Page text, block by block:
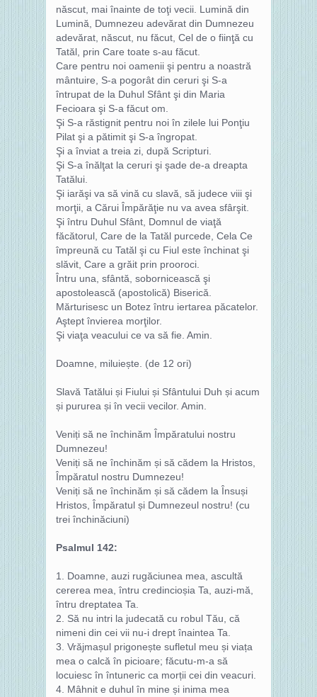
născut, mai înainte de toţi vecii. Lumină din
Lumină, Dumnezeu adevărat din Dumnezeu
adevărat, născut, nu făcut, Cel de o fiinţă cu
Tatăl, prin Care toate s-au făcut.
Care pentru noi oamenii şi pentru a noastră
mântuire, S-a pogorât din ceruri şi S-a
întrupat de la Duhul Sfânt şi din Maria
Fecioara şi S-a făcut om.
Şi S-a răstignit pentru noi în zilele lui Ponţiu
Pilat şi a pătimit şi S-a îngropat.
Şi a înviat a treia zi, după Scripturi.
Şi S-a înălţat la ceruri şi şade de-a dreapta
Tatălui.
Şi iarăşi va să vină cu slavă, să judece viii şi
morţii, a Cărui Împărăţie nu va avea sfârşit.
Şi întru Duhul Sfânt, Domnul de viaţă
făcătorul, Care de la Tatăl purcede, Cela Ce
împreună cu Tatăl şi cu Fiul este închinat şi
slăvit, Care a grăit prin prooroci.
Întru una, sfântă, sobornicească şi
apostolească (apostolică) Biserică.
Mărturisesc un Botez întru iertarea păcatelor.
Aştept învierea morţilor.
Şi viaţa veacului ce va să fie. Amin.
Doamne, miluiește. (de 12 ori)
Slavă Tatălui și Fiului și Sfântului Duh și acum
și pururea și în vecii vecilor. Amin.
Veniți să ne închinăm Împăratului nostru
Dumnezeu!
Veniți să ne închinăm și să cădem la Hristos,
Împăratul nostru Dumnezeu!
Veniți să ne închinăm și să cădem la Însuși
Hristos, Împăratul și Dumnezeul nostru! (cu
trei închinăciuni)
Psalmul 142:
1. Doamne, auzi rugăciunea mea, ascultă
cererea mea, întru credincioșia Ta, auzi‑mă,
întru dreptatea Ta.
2. Să nu intri la judecată cu robul Tău, că
nimeni din cei vii nu‑i drept înaintea Ta.
3. Vrăjmașul prigonește sufletul meu și viața
mea o calcă în picioare; făcutu‑m‑a să
locuiesc în întuneric ca morții cei din veacuri.
4. Mâhnit e duhul în mine și inima mea